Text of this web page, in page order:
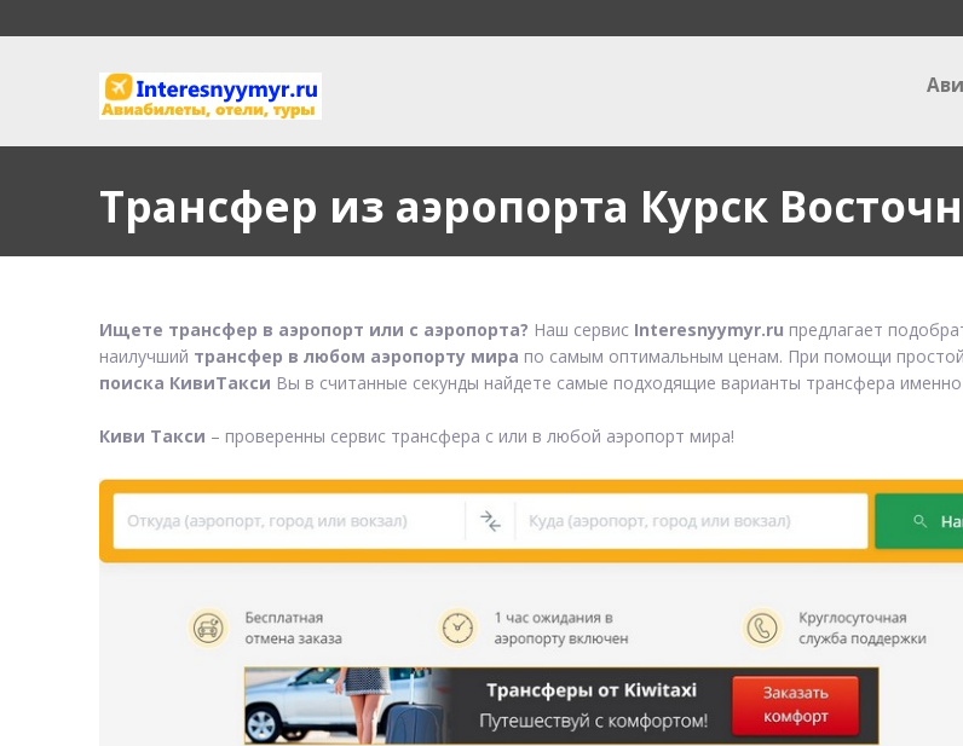
Трансфер из аэропорта Курск
Ищете трансфер в аэропорт или с аэропорта? Наш сервис Interesnyymyr.ru предлагает
наилучший трансфер в любом аэропорту мира по самым оптимальным ценам. При помощи
поиска КивиТакси Вы в считанные секунды найдете самые подходящие варианты трансфера
Киви Такси – проверенны сервис трансфера с или в любой аэропорт мира!